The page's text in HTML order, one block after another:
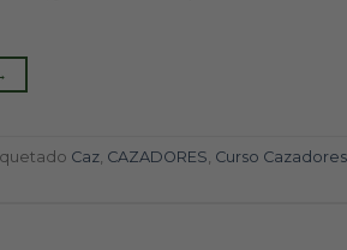
Caz CAZADORES Curso Cazadores